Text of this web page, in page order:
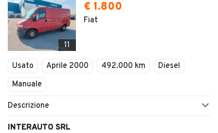
11
€ 1.800
Fiat
Usato Aprile 2000 492.000 km
Diesel
Manuale
Descrizione
INTERAUTO SRL